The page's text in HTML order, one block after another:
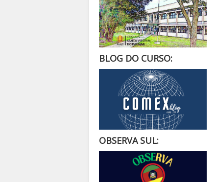
BLOG DO CURSO:
OBSERVA SUL: